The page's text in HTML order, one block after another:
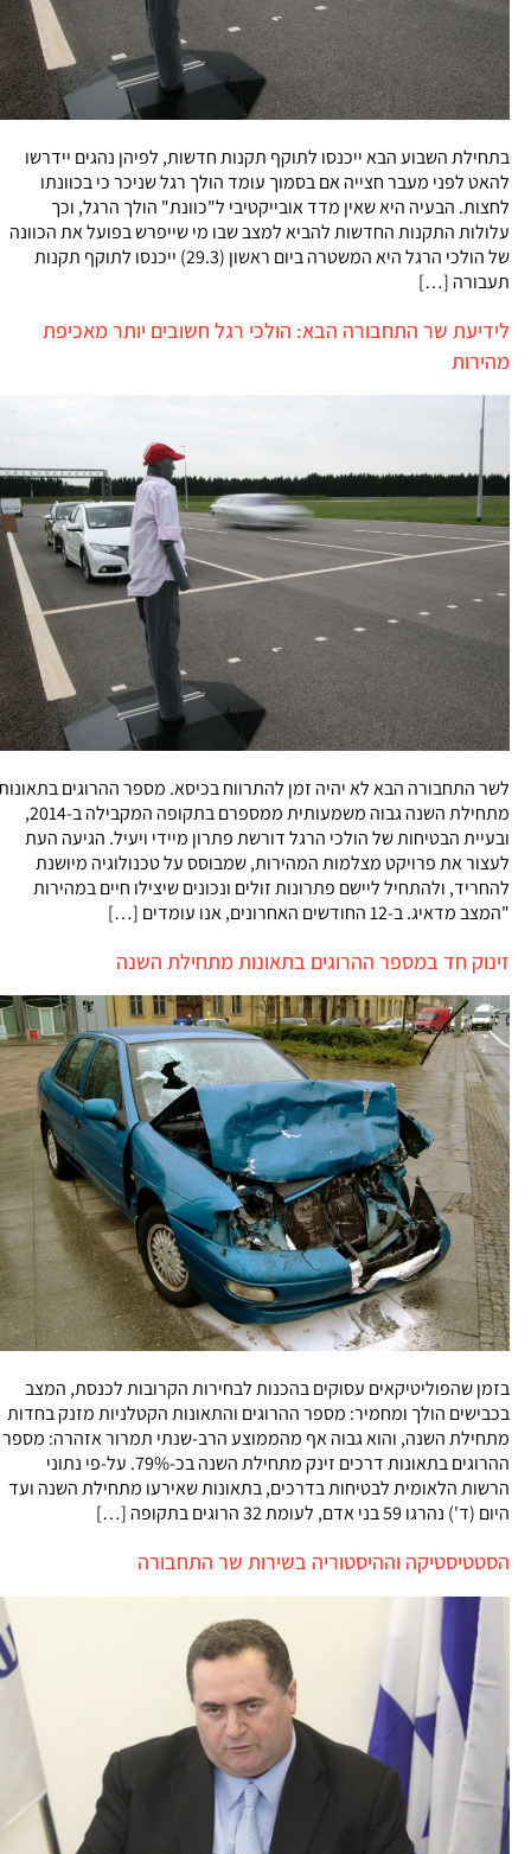
בתחילת השבוע הבא ייכנסו לתוקף תקנות חדשות, לפיהן נהגים יידרשו
להאט לפני מעבר חצייה אם בסמוך עומד הולך רגל שניכר כי בכוונתו
לחצות. הבעיה היא שאין מדד אובייקטיבי ל"כוונת" הולך הרגל, וכך
עלולות התקנות החדשות להביא למצב שבו מי שייפרש בפועל את הכוונה
של הולכי הרגל היא המשטרה ביום ראשון (29.3) ייכנסו לתוקף תקנות
תעבורה […]
לידיעת שר התחבורה הבא: הולכי רגל חשובים יותר מאכיפת
מהירות
לשר התחבורה הבא לא יהיה זמן להתרווח בכיסא. מספר ההרוגים בתאונות
מתחילת השנה גבוה משמעותית ממספרם בתקופה המקבילה ב-2014,
ובעיית הבטיחות של הולכי הרגל דורשת פתרון מיידי ויעיל. הגיעה העת
לעצור את פרויקט מצלמות המהירות, שמבוסס על טכנולוגיה מיושנת
להחריד, ולהתחיל ליישם פתרונות זולים ונכונים שיצילו חיים במהירות
"המצב מדאיג. ב-12 החודשים האחרונים, אנו עומדים […]
זינוק חד במספר ההרוגים בתאונות מתחילת השנה
בזמן שהפוליטיקאים עסוקים בהכנות לבחירות הקרובות לכנסת, המצב
בכבישים הולך ומחמיר: מספר ההרוגים והתאונות הקטלניות מזנק בחדות
מתחילת השנה, והוא גבוה אף מהממוצע הרב-שנתי תמרור אזהרה: מספר
ההרוגים בתאונות דרכים זינק מתחילת השנה בכ-79%. על-פי נתוני
הרשות הלאומית לבטיחות בדרכים, בתאונות שאירעו מתחילת השנה ועד
היום (ד') נהרגו 59 בני אדם, לעומת 32 הרוגים בתקופה […]
הסטטיסטיקה וההיסטוריה בשירות שר התחבורה